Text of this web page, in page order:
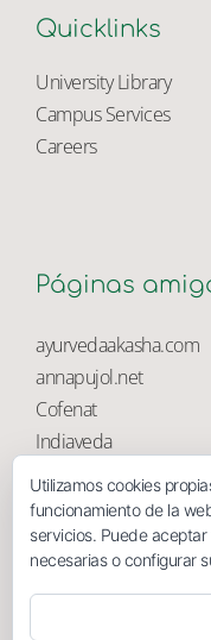
Quicklinks
University Library
Páginas
ayurvedaakasha.com
annapujol.net
Indiaveda
Magnolia
Utilizamos cookies
funcionamiento de la
servicios. Puede
necesarias o configurar